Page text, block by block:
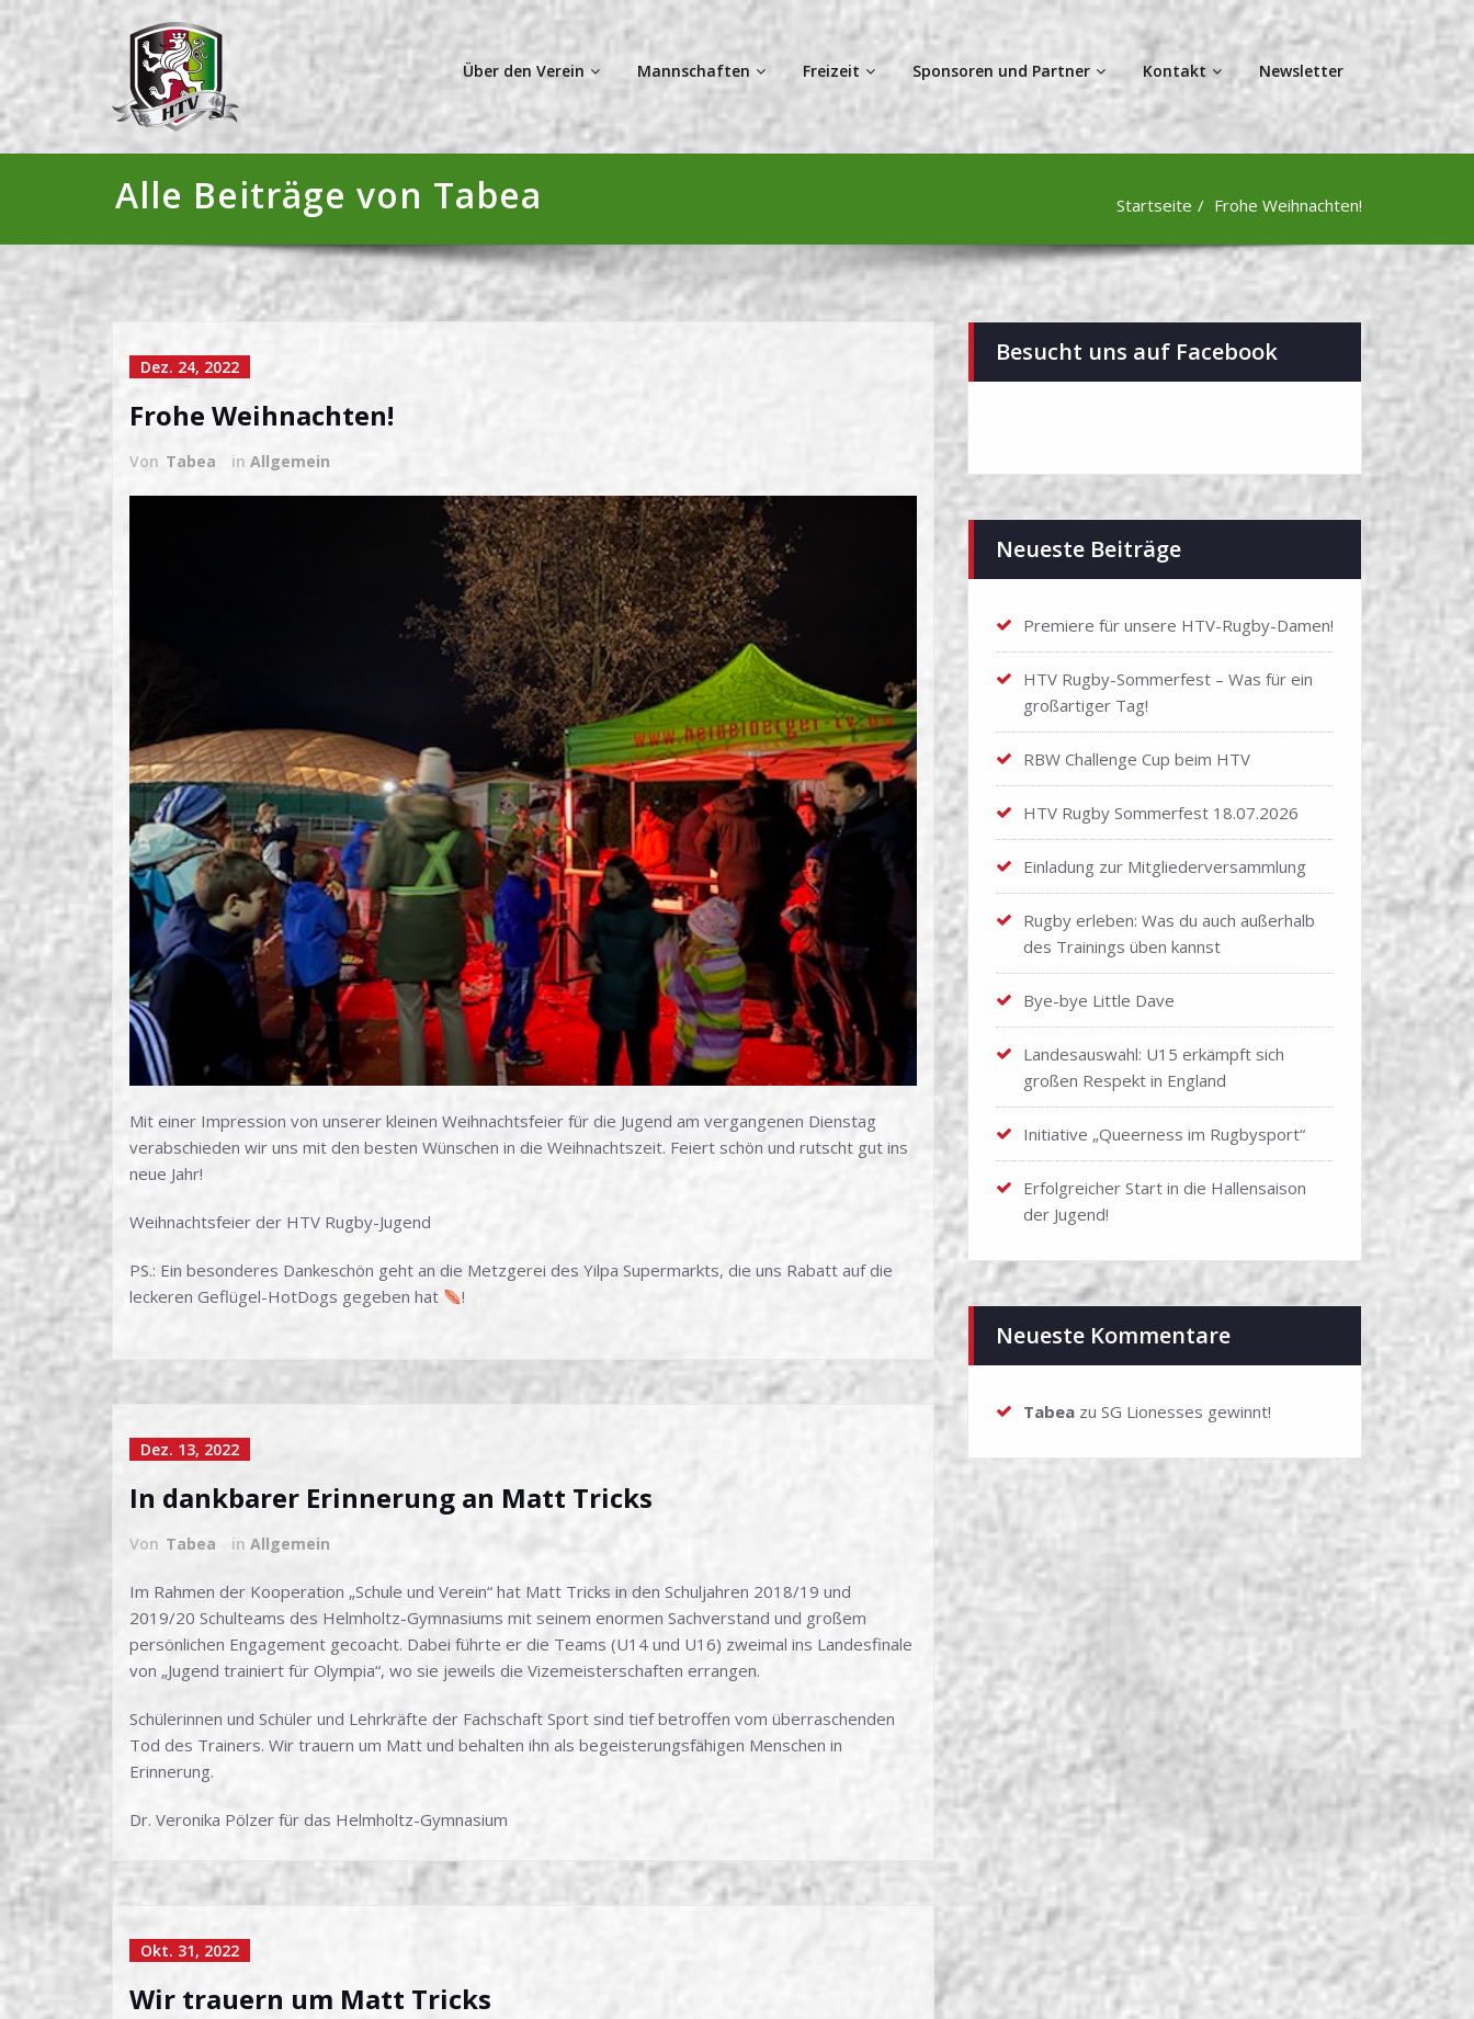
Über den Verein Mannschaften Freizeit Sponsoren und Partner Kontakt Newsletter
Alle Beiträge von Tabea Startseite Frohe Weihnachten!
Dez. 24, 2022
Frohe Weihnachten!
Von Tabea in Allgemein
Mit einer Impression von unserer kleinen Weihnachtsfeier für die Jugend am vergangenen Dienstag
verabschieden wir uns mit den besten Wünschen in die Weihnachtszeit. Feiert schön und rutscht gut ins
neue Jahr!
Weihnachtsfeier der HTV Rugby-Jugend
PS.: Ein besonderes Dankeschön geht an die Metzgerei des Yilpa Supermarkts, die uns Rabatt auf die
leckeren Geflügel-HotDogs gegeben hat
!
Dez. 13, 2022
In dankbarer Erinnerung an Matt Tricks
Von Tabea in Allgemein
Im Rahmen der Kooperation „Schule und Verein“ hat Matt Tricks in den Schuljahren 2018/19 und
2019/20 Schulteams des Helmholtz-Gymnasiums mit seinem enormen Sachverstand und großem
persönlichen Engagement gecoacht. Dabei führte er die Teams (U14 und U16) zweimal ins Landesfinale
von „Jugend trainiert für Olympia“, wo sie jeweils die Vizemeisterschaften errangen.
Schülerinnen und Schüler und Lehrkräfte der Fachschaft Sport sind tief betroffen vom überraschenden
Tod des Trainers. Wir trauern um Matt und behalten ihn als begeisterungsfähigen Menschen in
Erinnerung.
Dr. Veronika Pölzer für das Helmholtz-Gymnasium
Okt. 31, 2022
Wir trauern um Matt Tricks
Besucht uns auf Facebook
Neueste Beiträge
Premiere für unsere HTV-Rugby-Damen!
HTV Rugby-Sommerfest – Was für ein
großartiger Tag!
RBW Challenge Cup beim HTV
HTV Rugby Sommerfest 18.07.2026
Einladung zur Mitgliederversammlung
Rugby erleben: Was du auch außerhalb
des Trainings üben kannst
Bye-bye Little Dave
Landesauswahl: U15 erkämpft sich
großen Respekt in England
Initiative „Queerness im Rugbysport“
Erfolgreicher Start in die Hallensaison
der Jugend!
Neueste Kommentare
Tabea zu SG Lionesses gewinnt!